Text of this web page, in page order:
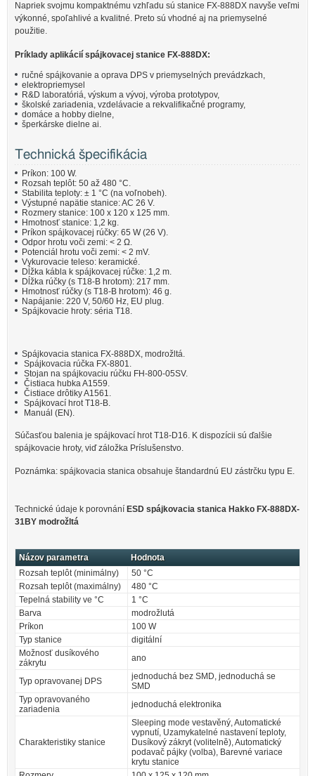
Napriek svojmu kompaktnému vzhľadu sú stanice FX-888DX navyše veľmi
výkonné, spoľahlivé a kvalitné. Preto sú vhodné aj na priemyselné
použitie.
Príklady aplikácií spájkovacej stanice FX-888DX:
ručné spájkovanie a oprava DPS v priemyselných prevádzkach,
elektropriemysel
R&D laboratóriá, výskum a vývoj, výroba prototypov,
školské zariadenia, vzdelávacie a rekvalifikačné programy,
domáce a hobby dielne,
šperkárske dielne ai.
Technická špecifikácia
Príkon: 100 W.
Rozsah teplôt: 50 až 480 °C.
Stabilita teploty: ± 1 °C (na voľnobeh).
Výstupné napätie stanice: AC 26 V.
Rozmery stanice: 100 x 120 x 125 mm.
Hmotnosť stanice: 1,2 kg.
Príkon spájkovacej rúčky: 65 W (26 V).
Odpor hrotu voči zemi: < 2 Ω.
Potenciál hrotu voči zemi: < 2 mV.
Vykurovacie teleso: keramické.
Dĺžka kábla k spájkovacej rúčke: 1,2 m.
Dĺžka rúčky (s T18-B hrotom): 217 mm.
Hmotnosť rúčky (s T18-B hrotom): 46 g.
Napájanie: 220 V, 50/60 Hz, EU plug.
Spájkovacie hroty: séria T18.
Spájkovacia stanica FX-888DX, modrožltá.
Spájkovacia rúčka FX-8801.
Stojan na spájkovaciu rúčku FH-800-05SV.
Čistiaca hubka A1559.
Čistiace drôtiky A1561.
Spájkovací hrot T18-B.
Manuál (EN).
Súčasťou balenia je spájkovací hrot T18-D16. K dispozícii sú ďalšie
spájkovacie hroty, viď záložka Príslušenstvo.
Poznámka: spájkovacia stanica obsahuje štandardnú EU zástrčku typu E.
Technické údaje k porovnání ESD spájkovacia stanica Hakko FX-888DX-
31BY modrožltá
Názov parametra
Hodnota
Rozsah teplôt (minimálny)
50 °C
Rozsah teplôt (maximálny)
480 °C
Tepelná stability ve °C
1 °C
Barva
modrožlutá
Príkon
100 W
Typ stanice
digitální
Možnosť dusíkového
zákrytu
ano
Typ opravovanej DPS
jednoduchá bez SMD, jednoduchá se
SMD
Typ opravovaného
zariadenia
jednoduchá elektronika
Charakteristiky stanice
Sleeping mode vestavěný, Automatické
vypnutí, Uzamykatelné nastavení teploty,
Dusíkový zákryt (volitelně), Automatický
podavač pájky (volba), Barevné variace
krytu stanice